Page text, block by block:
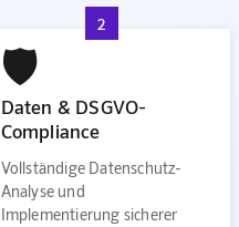
2
🛡️
Daten & DSGVO-
Compliance
Vollständige Datenschutz-
Analyse und
Implementierung sicherer